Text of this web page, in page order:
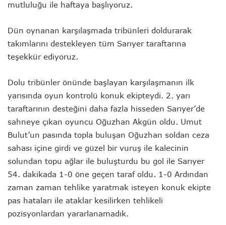
mutluluğu ile haftaya başlıyoruz.
Dün oynanan karşılaşmada tribünleri doldurarak
takımlarını destekleyen tüm Sarıyer taraftarına
teşekkür ediyoruz.
Dolu tribünler önünde başlayan karşılaşmanın ilk
yarısında oyun kontrolü konuk ekipteydi. 2. yarı
taraftarının desteğini daha fazla hisseden Sarıyer’de
sahneye çıkan oyuncu Oğuzhan Akgün oldu. Umut
Bulut’un pasında topla buluşan Oğuzhan soldan ceza
sahası içine girdi ve güzel bir vuruş ile kalecinin
solundan topu ağlar ile buluşturdu bu gol ile Sarıyer
54. dakikada 1-0 öne geçen taraf oldu. 1-0 Ardından
zaman zaman tehlike yaratmak isteyen konuk ekipte
pas hataları ile ataklar kesilirken tehlikeli
pozisyonlardan yararlanamadık.